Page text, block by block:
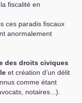
fiscalité en
ces paradis fiscaux
anormalement
des droits civiques
et création d’un délit
comme étant
notaires...).